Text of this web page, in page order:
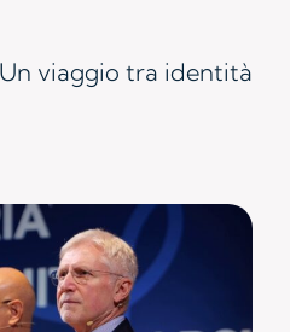
Un viaggio tra identità